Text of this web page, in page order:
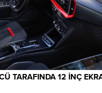
TARAFINDA 12 İNÇ